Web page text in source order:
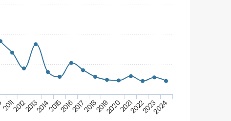
20112012201320142015201620172018201920202021202220232024